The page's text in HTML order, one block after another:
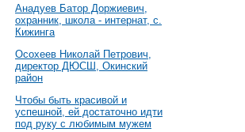
Анадуев Батор Доржиевич,
охранник, школа - интернат, с.
Кижинга
Осохеев Николай Петрович,
директор ДЮСШ, Окинский
район
Чтобы быть красивой и
успешной, ей достаточно идти
под руку с любимым мужем